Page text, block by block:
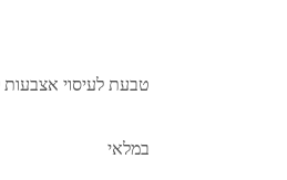
טבעת לעיסוי אצבעות
במלאי